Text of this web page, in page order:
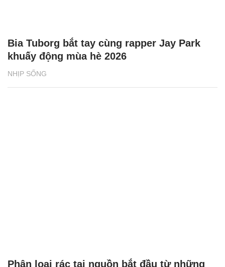
NHỊP SỐNG
Bia Tuborg bắt tay cùng rapper Jay Park
khuấy động mùa hè 2026
Phân loại rác tại nguồn bắt đầu từ những